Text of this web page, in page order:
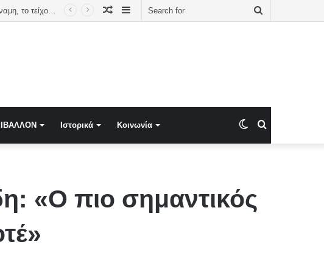
Η Γερμανία πριν από τις κάλπες στα ανατολικά κρατίδια: Η AfD πρώτη δύναμη, το τείχος του CDU και η σκιά της Μόσχας Sidebar
Random
Ιστορικά Κοινωνία Switch
«Ο πιο σημαντικός